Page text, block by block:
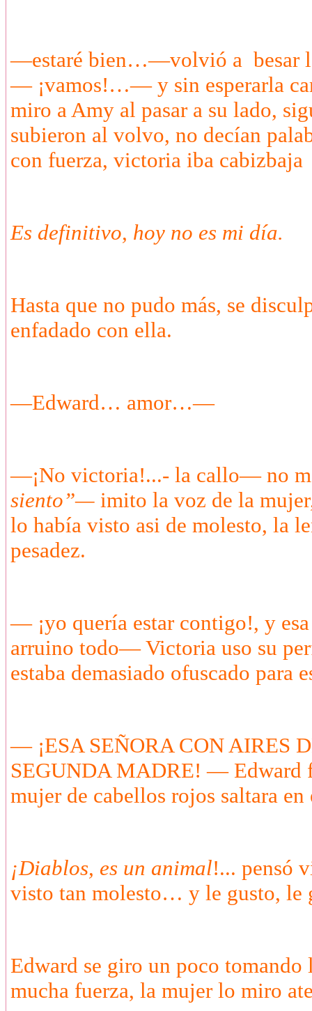
—estaré bien…—volvió a besar
— ¡vamos!…— y sin esperarla
miro a Amy al pasar a su lado,
subieron al volvo, no decían
con fuerza, victoria iba cabizbaja
Es definitivo, hoy no es mi día.
Hasta que no pudo más, se
enfadado con ella.
—Edward… amor…—
—¡No victoria!...- la callo— no
siento”— imito la voz de la
lo había visto asi de molesto, la
pesadez.
— ¡yo quería estar contigo!, y
arruino todo— Victoria uso su
estaba demasiado ofuscado para
— ¡ESA SEÑORA CON AIRES
SEGUNDA MADRE! — Edward
mujer de cabellos rojos saltara
¡Diablos, es un animal!... pensó
visto tan molesto… y le gusto, le
Edward se giro un poco
mucha fuerza, la mujer lo miro